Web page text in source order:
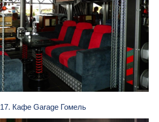
17. Кафе Garage Гомель